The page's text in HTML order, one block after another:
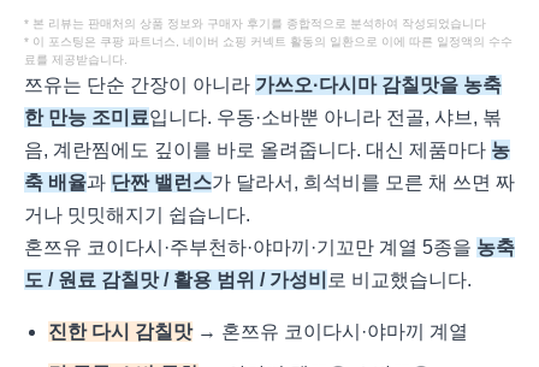
* 본 리뷰는 판매처의 상품 정보와 구매자 후기를 종합적으로 분석하여 작성되었습니다
* 이 포스팅은 쿠팡 파트너스, 네이버 쇼핑 커넥트 활동의 일환으로 이에 따른 일정액의 수수
료를 제공받습니다.
쯔유는 단순 간장이 아니라 가쓰오·다시마 감칠맛을 농축
한 만능 조미료입니다. 우동·소바뿐 아니라 전골, 샤브, 볶
음, 계란찜에도 깊이를 바로 올려줍니다. 대신 제품마다 농
축 배율과 단짠 밸런스가 달라서, 희석비를 모른 채 쓰면 짜
거나 밋밋해지기 쉽습니다.
혼쯔유 코이다시·주부천하·야마끼·기꼬만 계열 5종을 농축
도 / 원료 감칠맛 / 활용 범위 / 가성비 로 비교했습니다.
진한 다시 감칠맛→ 혼쯔유 코이다시·야마끼 계열